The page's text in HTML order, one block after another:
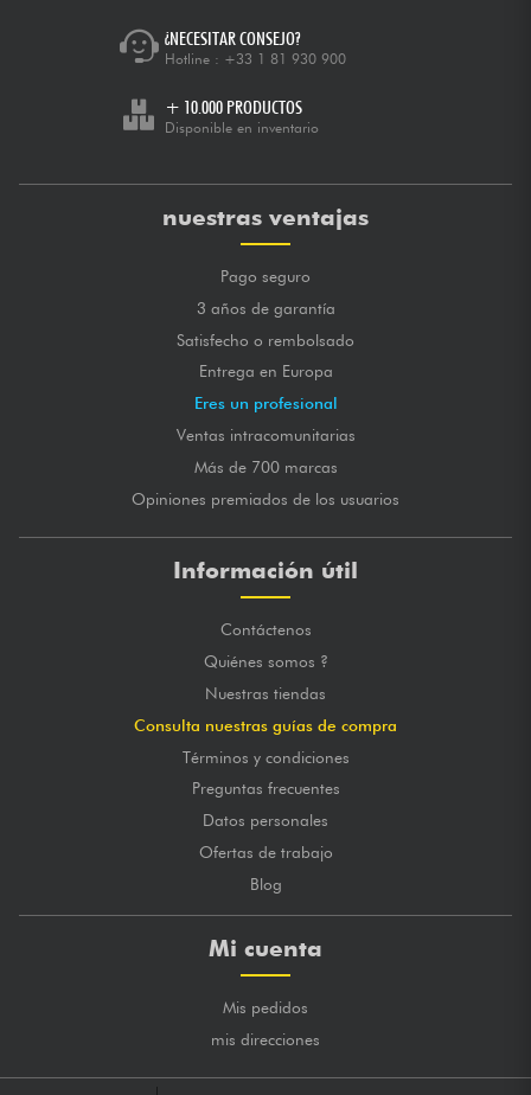
¿NECESITAR CONSEJO?
Hotline : +33 1 81 930 900
+ 10.000 PRODUCTOS
Disponible en inventario
nuestras ventajas
Pago seguro
3 años de garantía
Satisfecho o rembolsado
Entrega en Europa
Eres un profesional
Ventas intracomunitarias
Más de 700 marcas
Opiniones premiados de los usuarios
Información útil
Contáctenos
Quiénes somos ?
Nuestras tiendas
Consulta nuestras guías de compra
Términos y condiciones
Preguntas frecuentes
Datos personales
Ofertas de trabajo
Blog
Mi cuenta
Mis pedidos
mis direcciones